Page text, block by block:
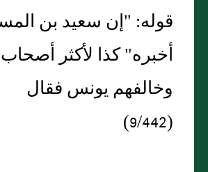
قوله: "إن سعيد بن
أخبره" كذا لأكثر
وخالفهم يونس فقال
(9/442)